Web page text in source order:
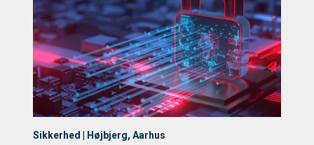
Sikkerhed | Højbjerg, Aarhus